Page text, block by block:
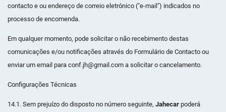
contacto e ou endereço de correio eletrónico ("e-mail") indicados no
processo de encomenda.
Em qualquer momento, pode solicitar o não recebimento destas
comunicações e/ou notificações através do Formulário de Contacto ou
enviar um email para conf.jh@gmail.com a solicitar o cancelamento.
Configurações Técnicas
14.1. Sem prejuízo do disposto no número seguinte, Jahecarpoderá